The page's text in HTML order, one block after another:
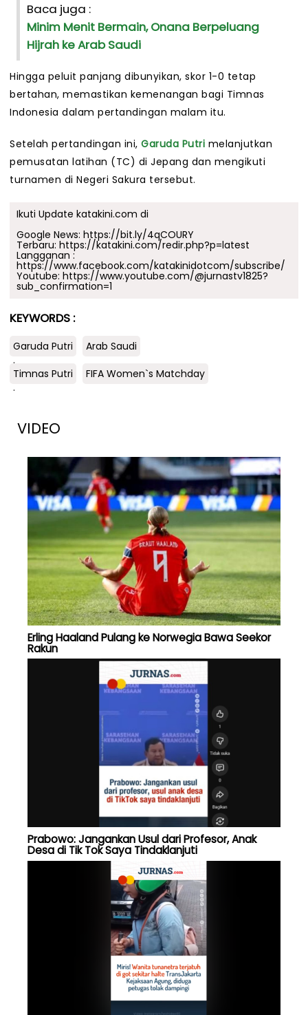
Baca juga :
Minim Menit Bermain, Onana Berpeluang
Hijrah ke Arab Saudi
Hingga peluit panjang dibunyikan, skor 1-0 tetap
bertahan, memastikan kemenangan bagi Timnas
Indonesia dalam pertandingan malam itu.
Setelah pertandingan ini, Garuda Putri melanjutkan
pemusatan latihan (TC) di Jepang dan mengikuti
turnamen di Negeri Sakura tersebut.
Ikuti Update katakini.com di
Google News: https://bit.ly/4qCOURY
Terbaru: https://katakini.com/redir.php?p=latest
Langganan :
https://www.facebook.com/katakinidotcom/subscribe/
Youtube: https://www.youtube.com/@jurnastv1825?
sub_confirmation=1
KEYWORDS :
Garuda Putri
Arab Saudi
.
Timnas Putri
FIFA Women`s Matchday
.
VIDEO
Erling Haaland Pulang ke Norwegia Bawa Seekor
Rakun
Prabowo: Jangankan Usul dari Profesor, Anak
Desa di Tik Tok Saya Tindaklanjuti